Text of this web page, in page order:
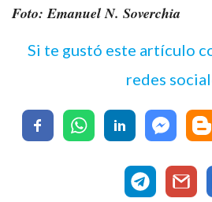
Foto: Emanuel N. Soverchia
Si te gustó este artículo
redes